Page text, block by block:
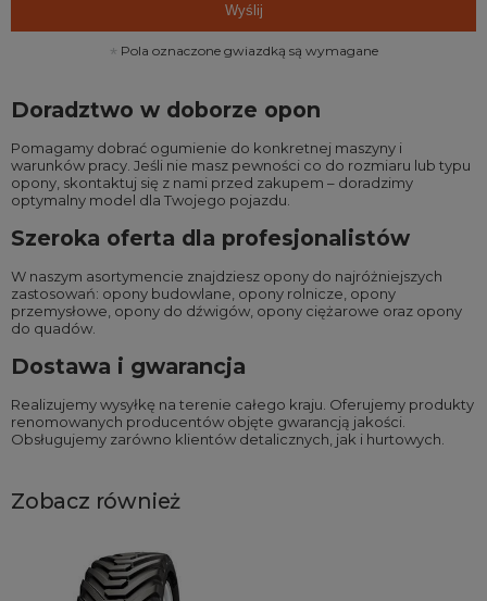
Wyślij
Pola oznaczone gwiazdką są wymagane
Doradztwo w doborze opon
Pomagamy dobrać ogumienie do konkretnej maszyny i
warunków pracy. Jeśli nie masz pewności co do rozmiaru lub typu
opony, skontaktuj się z nami przed zakupem – doradzimy
optymalny model dla Twojego pojazdu.
Szeroka oferta dla profesjonalistów
W naszym asortymencie znajdziesz opony do najróżniejszych
zastosowań: opony budowlane opony rolnicze opony
przemysłowe opony do dźwigów opony ciężarowe oraz opony
do quadów
Dostawa i gwarancja
Realizujemy wysyłkę na terenie całego kraju. Oferujemy produkty
renomowanych producentów objęte gwarancją jakości.
Obsługujemy zarówno klientów detalicznych, jak i hurtowych.
Zobacz również